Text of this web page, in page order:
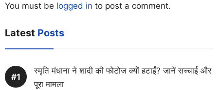
You must be logged in to post a comment.
Latest Posts
स्मृति मंधाना ने शादी की फोटोज क्यों हटाईं? जानें सच्चाई और
पूरा मामला